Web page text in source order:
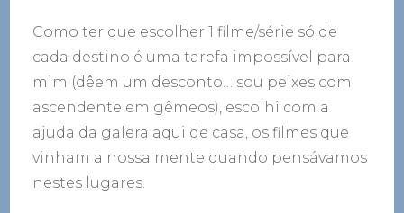
Como ter que escolher 1 filme/série só de
cada destino é uma tarefa impossível para
mim (dêem um desconto… sou peixes com
ascendente em gêmeos), escolhi com a
ajuda da galera aqui de casa, os filmes que
vinham a nossa mente quando pensávamos
nestes lugares.